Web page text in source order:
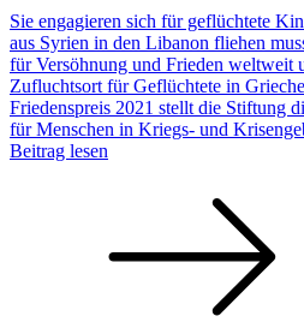
Sie engagieren sich für geflüchtete
aus Syrien in den Libanon fliehen
für Versöhnung und Frieden weltweit
Zufluchtsort für Geflüchtete in
Friedenspreis 2021 stellt die Stiftung
für Menschen in Kriegs- und
Beitrag lesen